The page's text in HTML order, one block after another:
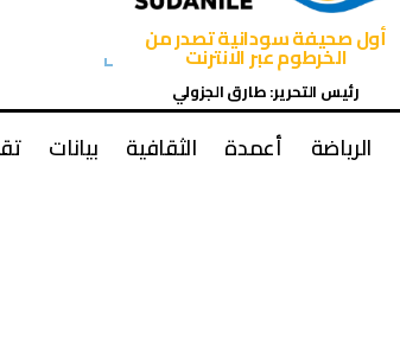
أول صحيفة سودانية تصدر من
الخرطوم عبر الانترنت
رئيس التحرير: طارق الجزولي
الرياضة أعمدة الثقافية بيانات